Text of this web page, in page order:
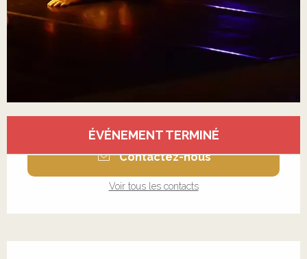
Ouverture et coordonnées
ÉVÉNEMENT TERMINÉ
Contactez-nous
Voir tous les contacts